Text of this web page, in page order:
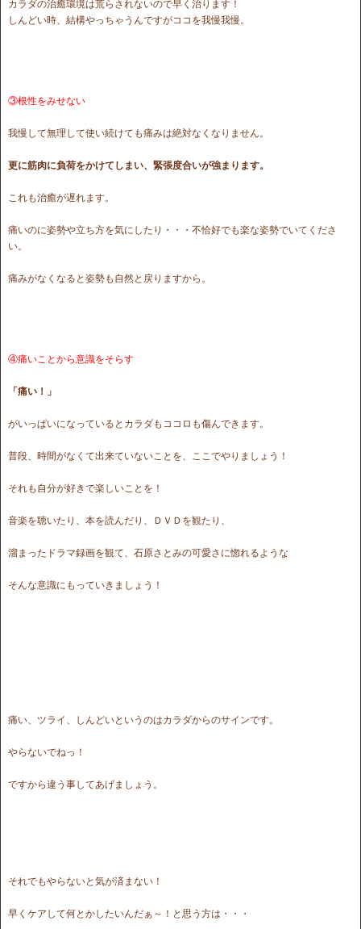
カラダの治癒環境は荒らされないので早く治ります！
しんどい時、結構やっちゃうんですがココを我慢我慢。
③根性をみせない
我慢して無理して使い続けても痛みは絶対なくなりません。
更に筋肉に負荷をかけてしまい、緊張度合いが強まります。
これも治癒が遅れます。
痛いのに姿勢や立ち方を気にしたり・・・不恰好でも楽な姿勢でいてくださ
い。
痛みがなくなると姿勢も自然と戻りますから。
④痛いことから意識をそらす
「痛い！」
がいっぱいになっているとカラダもココロも傷んできます。
普段、時間がなくて出来ていないことを、ここでやりましょう！
それも自分が好きで楽しいことを！
音楽を聴いたり、本を読んだり、ＤＶＤを観たり、
溜まったドラマ録画を観て、石原さとみの可愛さに惚れるような
そんな意識にもっていきましょう！
痛い、ツライ、しんどいというのはカラダからのサインです。
やらないでねっ！
ですから違う事してあげましょう。
それでもやらないと気が済まない！
早くケアして何とかしたいんだぁ～！と思う方は・・・